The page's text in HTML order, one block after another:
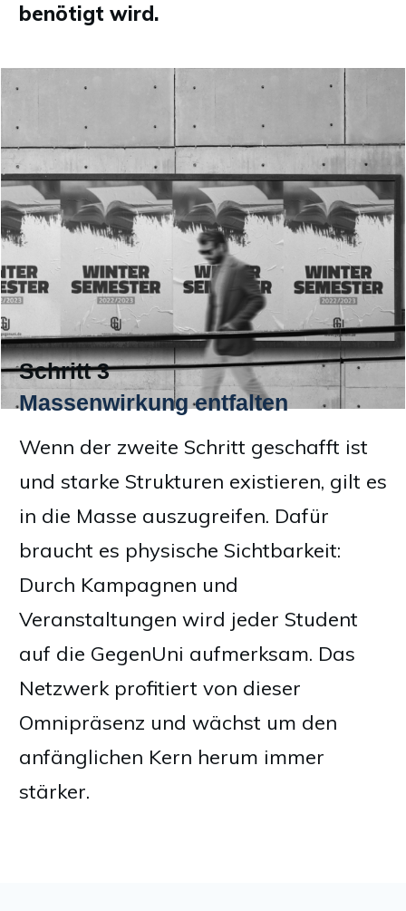
benötigt wird.
Schritt 3
Massenwirkung entfalten
Wenn der zweite Schritt geschafft ist
und starke Strukturen existieren, gilt es
in die Masse auszugreifen. Dafür
braucht es physische Sichtbarkeit:
Durch Kampagnen und
Veranstaltungen wird jeder Student
auf die GegenUni aufmerksam. Das
Netzwerk profitiert von dieser
Omnipräsenz und wächst um den
anfänglichen Kern herum immer
stärker.